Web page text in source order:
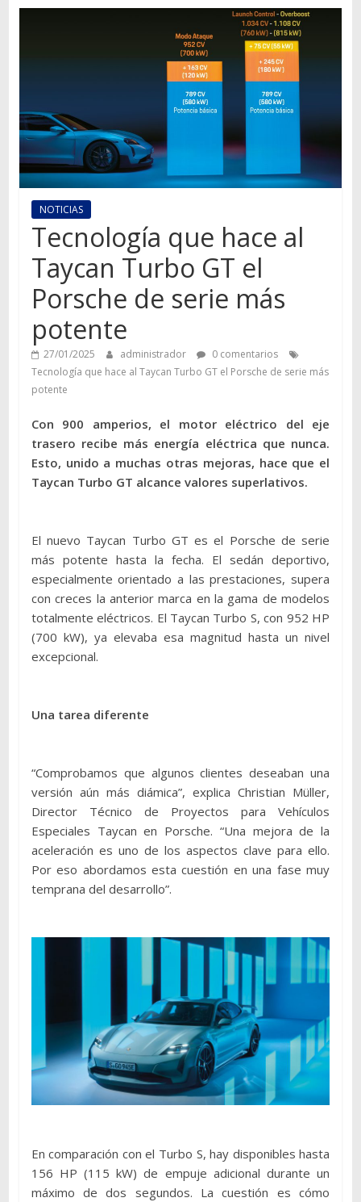
mundo
del
transporte
NOTICIAS
Tecnología que hace al
Taycan Turbo GT el
Porsche de serie más
potente
27/01/2025 administrador
0 comentarios
Tecnología que hace al Taycan Turbo GT el Porsche de serie más
potente
Con 900 amperios, el motor eléctrico del eje
trasero recibe más energía eléctrica que nunca.
Esto, unido a muchas otras mejoras, hace que el
Taycan Turbo GT alcance valores superlativos.
El nuevo Taycan Turbo GT es el Porsche de serie
más potente hasta la fecha. El sedán deportivo,
especialmente orientado a las prestaciones, supera
con creces la anterior marca en la gama de modelos
totalmente eléctricos. El Taycan Turbo S, con 952 HP
(700 kW), ya elevaba esa magnitud hasta un nivel
excepcional.
Una tarea diferente
“Comprobamos que algunos clientes deseaban una
versión aún más diámica”, explica Christian Müller,
Director Técnico de Proyectos para Vehículos
Especiales Taycan en Porsche. “Una mejora de la
aceleración es uno de los aspectos clave para ello.
Por eso abordamos esta cuestión en una fase muy
temprana del desarrollo”.
En comparación con el Turbo S, hay disponibles hasta
156 HP (115 kW) de empuje adicional durante un
máximo de dos segundos. La cuestión es cómo